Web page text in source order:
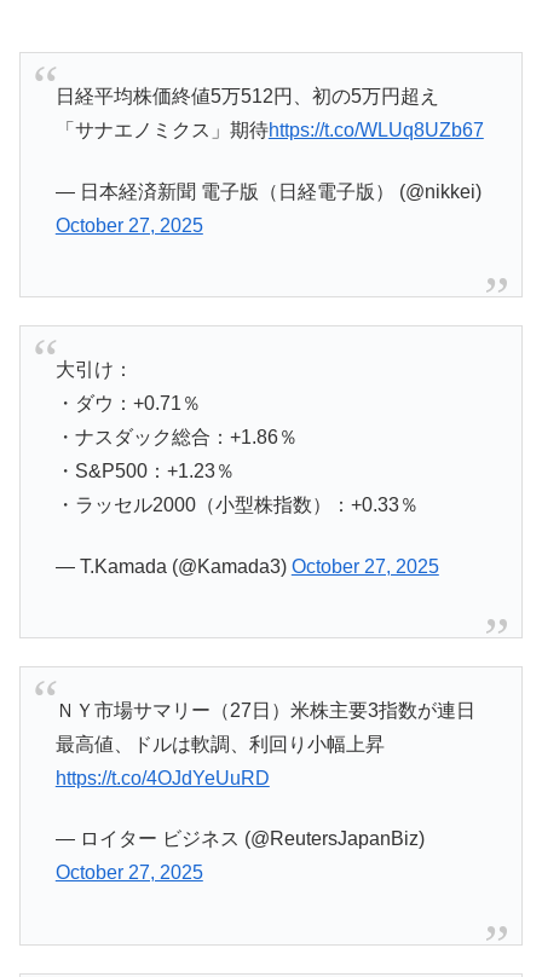
日経平均株価終値5万512円、初の5万円超え
「サナエノミクス」期待https://t.co/WLUq8UZb67
— 日本経済新聞 電子版（日経電子版） (@nikkei)
October 27, 2025
大引け：
・ダウ：+0.71％
・ナスダック総合：+1.86％
・S&P500：+1.23％
・ラッセル2000（小型株指数）：+0.33％
— T.Kamada (@Kamada3) October 27, 2025
ＮＹ市場サマリー（27日）米株主要3指数が連日
最高値、ドルは軟調、利回り小幅上昇
https://t.co/4OJdYeUuRD
— ロイター ビジネス (@ReutersJapanBiz)
October 27, 2025